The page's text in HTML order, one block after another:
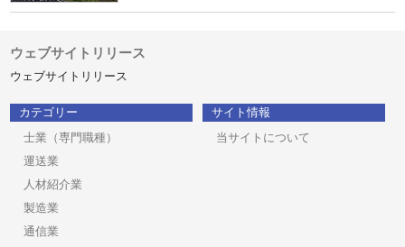
ウェブサイトリリース
ウェブサイトリリース
カテゴリー
士業（専門職種）
運送業
人材紹介業
製造業
通信業
サイト情報
当サイトについて